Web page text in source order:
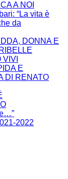
A NOI
“La vita è
da
DONNA E
VIVI
E
DI RENATO
2022